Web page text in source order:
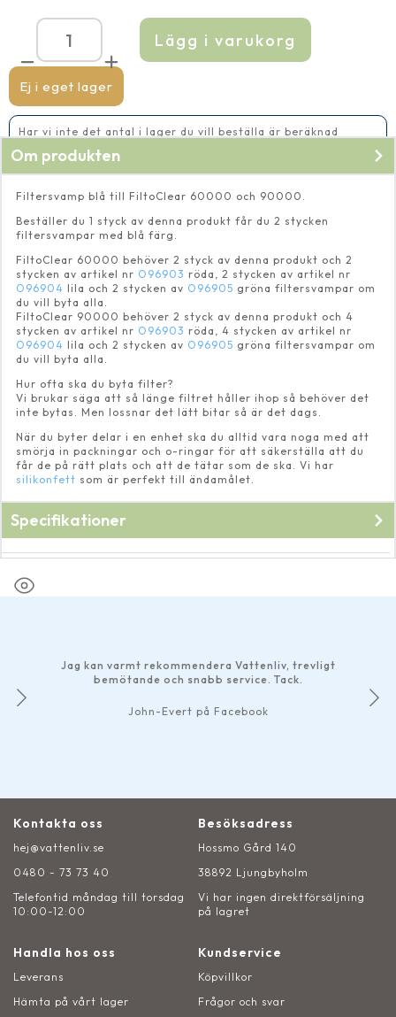
Ej i eget lager
Filtersvamp
FiltoClear
60000/90000,
2-
pack
blå
mängd
Lägg i varukorg
Har vi inte det antal i lager du vill beställa är beräknad
Om produkten
Filtersvamp blå till FiltoClear 60000 och 90000.
Beställer du 1 styck av denna produkt får du 2 stycken
filtersvampar med blå färg.
FiltoClear 60000 behöver 2 styck av denna produkt och 2
stycken av artikel nr O96903 röda, 2 stycken av artikel nr
O96904 lila och 2 stycken av O96905 gröna filtersvampar om
du vill byta alla.
FiltoClear 90000 behöver 2 styck av denna produkt och 4
stycken av artikel nr O96903 röda, 4 stycken av artikel nr
O96904 lila och 2 stycken av O96905 gröna filtersvampar om
du vill byta alla.
Hur ofta ska du byta filter?
Vi brukar säga att så länge filtret håller ihop så behöver det
inte bytas. Men lossnar det lätt bitar så är det dags.
När du byter delar i en enhet ska du alltid vara noga med att
smörja in packningar och o-ringar för att säkerställa att du
får de på rätt plats och att de tätar som de ska. Vi har
silikonfett som är perfekt till ändamålet.
Specifikationer
Jag kan varmt rekommendera Vattenliv, trevligt
bemötande och snabb service. Tack.
John-Evert på Facebook
Kontakta oss
hej@vattenliv.se
0480 - 73 73 40
Telefontid måndag till torsdag
10:00-12:00
Besöksadress
Hossmo Gård 140
38892 Ljungbyholm
Vi har ingen direktförsäljning
på lagret
Handla hos oss
Leverans
Hämta på vårt lager
Kundservice
Köpvillkor
Frågor och svar